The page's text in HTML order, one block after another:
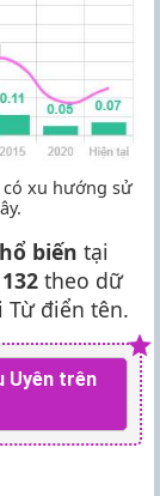
có xu hướng sử
biến tại
theo dữ
điển tên.
Uyên trên